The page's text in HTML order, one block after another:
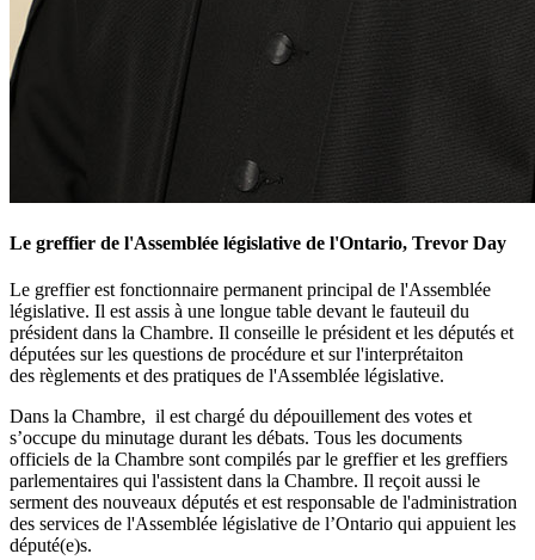
Le greffier de l'Assemblée législative de l'Ontario, Trevor Day
Le greffier est fonctionnaire permanent principal de l'Assemblée
législative. Il est assis à une longue table devant le fauteuil du
président dans la Chambre. Il conseille le président et les députés et
députées sur les questions de procédure et sur l'interprétaiton
des règlements et des pratiques de l'Assemblée législative.
Dans la Chambre, il est chargé du dépouillement des votes et
s’occupe du minutage durant les débats. Tous les documents
officiels de la Chambre sont compilés par le greffier et les greffiers
parlementaires qui l'assistent dans la Chambre. Il reçoit aussi le
serment des nouveaux députés et est responsable de l'administration
des services de l'Assemblée législative de l’Ontario qui appuient les
député(e)s.